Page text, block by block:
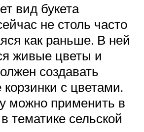
вид букета
не столь часто
как раньше. В ней
живые цветы и
создавать
корзинки с цветами.
можно применить в
тематике сельской